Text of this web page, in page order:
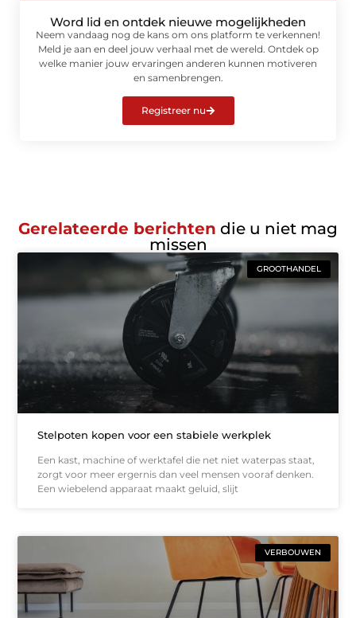
Word lid en ontdek nieuwe mogelijkheden
Neem vandaag nog de kans om ons platform te verkennen!
Meld je aan en deel jouw verhaal met de wereld. Ontdek op
welke manier jouw ervaringen anderen kunnen motiveren
en samenbrengen.
Registreer nu
Gerelateerde berichten die u niet mag
missen
GROOTHANDEL
Stelpoten kopen voor een stabiele werkplek
Een kast, machine of werktafel die net niet waterpas staat,
zorgt voor meer ergernis dan veel mensen vooraf denken.
Een wiebelend apparaat maakt geluid, slijt
VERBOUWEN